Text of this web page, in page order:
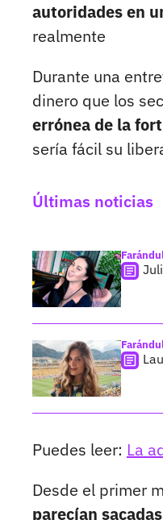
autoridades en
realmente
Durante una
dinero que los
errónea de la
sería fácil su
Últimas noticias
Puedes leer: La
Desde el primer
parecían